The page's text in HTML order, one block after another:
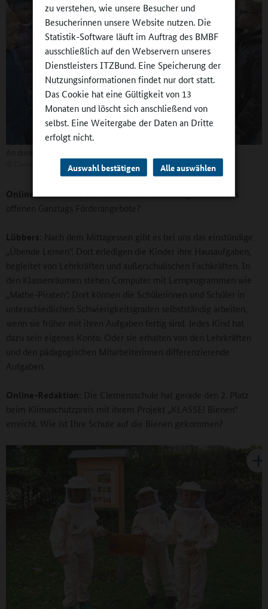
zu verstehen, wie unsere Besucher und
Besucherinnen unsere Website nutzen. Die
Statistik-Software läuft im Auftrag des BMBF
ausschließlich auf den Webservern unseres
Dienstleisters ITZBund. Eine Speicherung der
Nutzungsinformationen findet nur dort statt.
Das Cookie hat eine Gültigkeit von 13
Monaten und löscht sich anschließend von
selbst. Eine Weitergabe der Daten an Dritte
erfolgt nicht.
Auswahl bestätigen Alle auswählen
Clemensschule Wesuwe
Online-Redaktion:Gibt es auch im Nachmittagsbereich des
offenen Ganztags Förderangebote?
Lübbers: Nach dem Mittagessen gibt es bei uns das einstündige
„Übende Lernen“. Dort erledigen die Kinder ihre Hausaufgaben,
begleitet von Lehrkräften und außerschulischen Fachkräften. In
den Klassenräumen stehen Computer mit Lernprogrammen wie
„Mathe-Piraten“. Dort können die Schülerinnen und Schüler in
unterschiedlichen Schwierigkeitsgraden selbstständig arbeiten,
wenn sie früher mit ihren Aufgaben fertig sind. Jedes Kind hat
dazu sein eigenes Konto. Oder sie erhalten von den Lehrkräften
und den pädagogischen Mitarbeiterinnen differenzierende
Aufgaben.
Online-Redaktion: Die Clemensschule hat gerade den 2. Platz
beim Klimaschutzpreis mit ihrem Projekt „KLASSE! Bienen“
erreicht. Wie ist Ihre Schule auf die Bienen gekommen?